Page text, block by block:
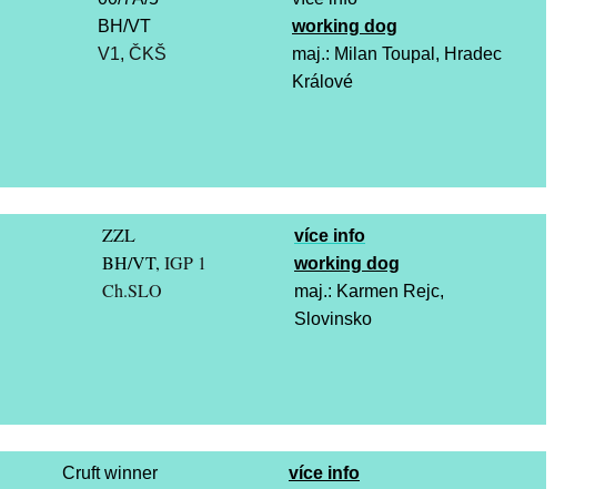
BH/VT
V1, ČKŠ
working dog
maj.: Milan Toupal, Hradec
Králové
ZZL
BH/VT, IGP 1
Ch.SLO
více info
working dog
maj.: Karmen Rejc,
Slovinsko
Cruft winner
více info